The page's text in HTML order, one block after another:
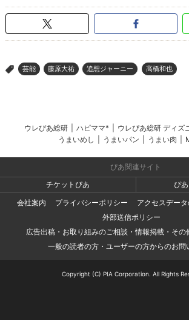
> 芸能 藤原大祐 追想ジャーニー 高橋和也
ウレぴあ総研 ハピママ* ウレぴあ総研 ディズ
うまいめし
うまいパン うまい肉
ぴあ関連サイト
チケットぴあ
ぴ
会社案内
プライバシーポリシー
アクセスデー
外部送信ポリシー
広告出稿・お取り組みのご相談・情報掲載・その
一般の読者の方・ユーザーの方からのお問
Copyright (C) PIA Corporation. All Rights